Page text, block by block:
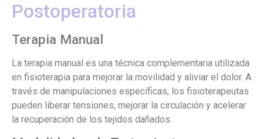
Postoperatoria
Terapia Manual
La terapia manual es una técnica complementaria utilizada
en fisioterapia para mejorar la movilidad y aliviar el dolor. A
través de manipulaciones específicas, los fisioterapeutas
pueden liberar tensiones, mejorar la circulación y acelerar
la recuperación de los tejidos dañados.